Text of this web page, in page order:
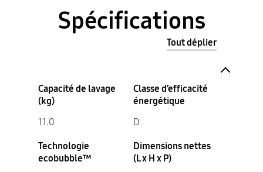
Spécifications
Tout déplier
Capacité de lavage
(kg)
11.0
Classe d’efficacité
énergétique
D
Technologie
ecobubble™
Dimensions nettes
(L x H x P)